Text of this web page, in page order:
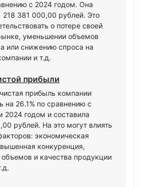
с 2024 годом. Она
218 381 000,00 рублей. Это
о потере своей
уменьшении объемов
или снижению спроса на
и т.д.
прибыли
прибыль компании
на 26.1% по сравнению с
годом и составила
рублей. На это могут влиять
экономическая
конкуренция,
и качества продукции